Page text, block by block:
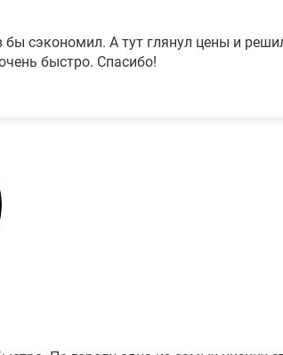
сэкономил. А тут глянул цены и
быстро. Спасибо!